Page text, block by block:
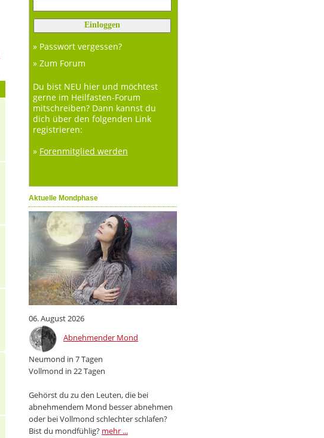
» Passwort vergessen?
» Zum Forum
Du bist NEU hier und möchtest
gerne im Heilfasten-Forum
mitschreiben? Dann kannst du
dich über den folgenden Link
registrieren:
» Forenmitglied werden
Aktuelle Mondphase
06. August 2026
Abnehmender Mond
Neumond in 7 Tagen
Vollmond in 22 Tagen
Gehörst du zu den Leuten, die bei
abnehmendem Mond besser abnehmen
oder bei Vollmond schlechter schlafen?
Bist du mondfühlig? mehr ...